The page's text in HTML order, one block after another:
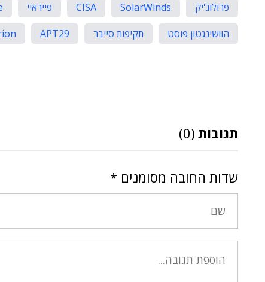
פרולוג'יק SolarWinds
CISA פייראיי
הוושינגטון פוסט
תקיפות סייבר APT29
תגובות (0)
שדות החובה מסומנים *